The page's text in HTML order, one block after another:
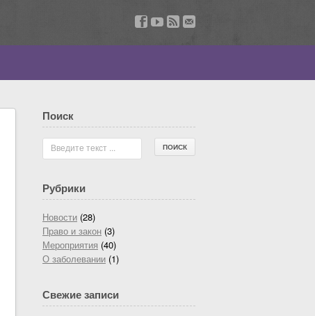
v z b u
Поиск
Введите текст ...
Рубрики
Новости (28)
Право и закон (3)
Мероприятия (40)
О заболевании (1)
Свежие записи